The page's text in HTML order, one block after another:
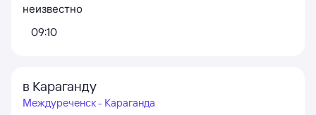
неизвестно
09:10
в Караганду
Междуреченск - Караганда